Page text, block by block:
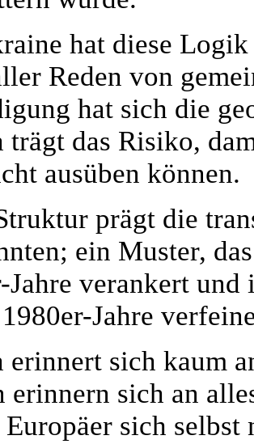
hat diese
Reden von
hat sich die
trägt das Risiko,
ausüben können.
prägt die
ein Muster,
Jahre verankert
Jahre
erinnert sich kaum
erinnern sich an
sich selbst